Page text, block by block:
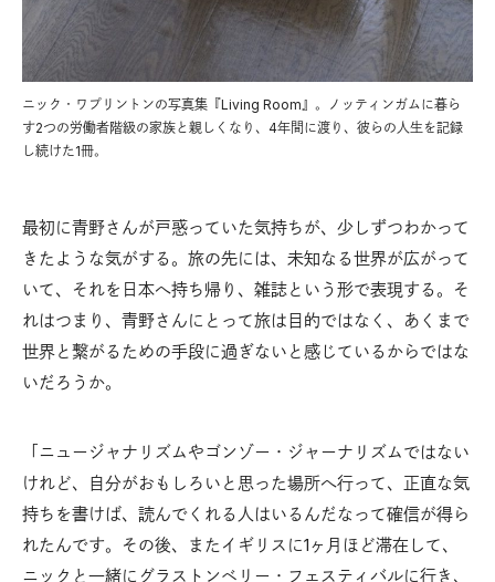
ニック・ワプリントンの写真集『Living Room』。ノッティンガムに暮ら
す2つの労働者階級の家族と親しくなり、4年間に渡り、彼らの人生を記録
し続けた1冊。
最初に青野さんが戸惑っていた気持ちが、少しずつわかって
きたような気がする。旅の先には、未知なる世界が広がって
いて、それを日本へ持ち帰り、雑誌という形で表現する。そ
れはつまり、青野さんにとって旅は目的ではなく、あくまで
世界と繋がるための手段に過ぎないと感じているからではな
いだろうか。
「ニュージャナリズムやゴンゾー・ジャーナリズムではない
けれど、自分がおもしろいと思った場所へ行って、正直な気
持ちを書けば、読んでくれる人はいるんだなって確信が得ら
れたんです。その後、またイギリスに1ヶ月ほど滞在して、
ニックと一緒にグラストンベリー・フェスティバルに行き、